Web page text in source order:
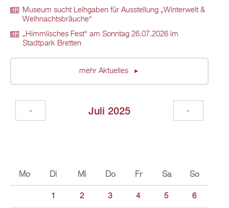
Museum sucht Leihgaben für Ausstellung „Winterwelt &
Weihnachtsbräuche“
„Himmlisches Fest“ am Sonntag 26.07.2026 im
Stadtpark Bretten
mehr Aktuelles
Juli 2025
« »
Mo Di Mi Do Fr Sa So
1 2 3 4 5 6